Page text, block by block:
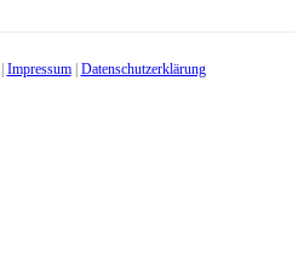
Impressum| Datenschutzerklärung